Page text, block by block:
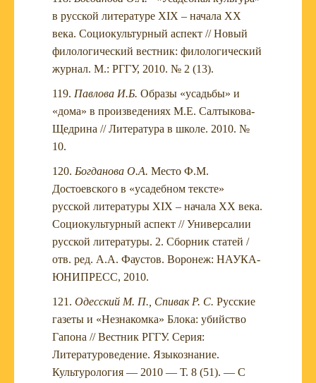
в русской литературе XIX – начала XX
века. Социокультурный аспект // Новый
филологический вестник: филологический
журнал. М.: РГГУ, 2010. № 2 (13).
Павлова И.Б. Образы «усадьбы» и
«дома» в произведениях М.Е. Салтыкова-
Щедрина // Литература в школе. 2010. №
10.
Богданова О.А. Место Ф.М.
Достоевского в «усадебном тексте»
русской литературы XIX – начала XX века.
Социокультурный аспект // Универсалии
русской литературы. 2. Сборник статей /
отв. ред. А.А. Фаустов. Воронеж: НАУКА-
ЮНИПРЕСС, 2010.
Одесский М. П., Спивак Р. С. Русские
газеты и «Незнакомка» Блока: убийство
Гапона // Вестник РГГУ. Серия:
Литературоведение. Языкознание.
Культурология — 2010 — Т. 8 (51). — С